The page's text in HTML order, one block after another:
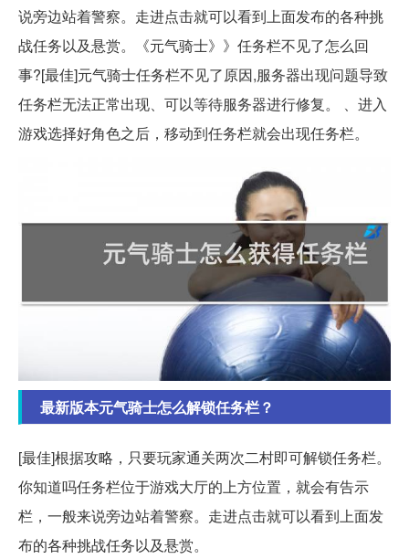
说旁边站着警察。走进点击就可以看到上面发布的各种挑
战任务以及悬赏。《元气骑士》》任务栏不见了怎么回
事?[最佳]元气骑士任务栏不见了原因,服务器出现问题导致
任务栏无法正常出现、可以等待服务器进行修复。 、进入
游戏选择好角色之后，移动到任务栏就会出现任务栏。
最新版本元气骑士怎么解锁任务栏？
[最佳]根据攻略，只要玩家通关两次二村即可解锁任务栏。
你知道吗任务栏位于游戏大厅的上方位置，就会有告示
栏，一般来说旁边站着警察。走进点击就可以看到上面发
布的各种挑战任务以及悬赏。